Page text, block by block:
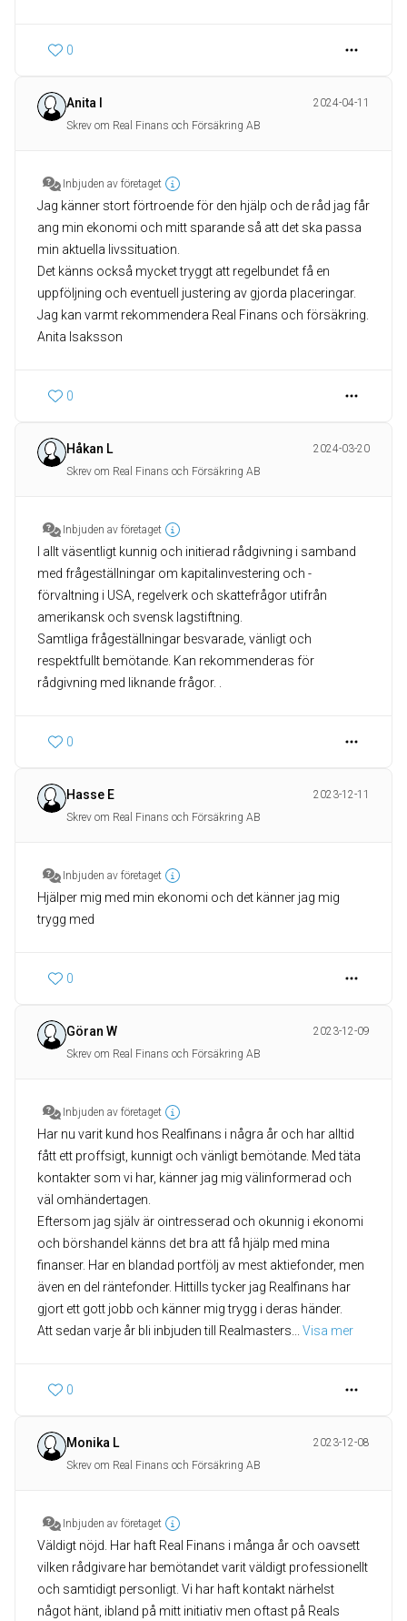
0
Anita I
2024-04-11
Skrev om Real Finans och Försäkring AB
Inbjuden av företaget
Jag känner stort förtroende för den hjälp och de råd jag får
ang min ekonomi och mitt sparande så att det ska passa
min aktuella livssituation.
Det känns också mycket tryggt att regelbundet få en
uppföljning och eventuell justering av gjorda placeringar.
Jag kan varmt rekommendera Real Finans och försäkring.
Anita Isaksson
0
Håkan L
2024-03-20
Skrev om Real Finans och Försäkring AB
Inbjuden av företaget
I allt väsentligt kunnig och initierad rådgivning i samband
med frågeställningar om kapitalinvestering och -
förvaltning i USA, regelverk och skattefrågor utifrån
amerikansk och svensk lagstiftning.
Samtliga frågeställningar besvarade, vänligt och
respektfullt bemötande. Kan rekommenderas för
rådgivning med liknande frågor. .
0
Hasse E
2023-12-11
Skrev om Real Finans och Försäkring AB
Inbjuden av företaget
Hjälper mig med min ekonomi och det känner jag mig
trygg med
0
Göran W
2023-12-09
Skrev om Real Finans och Försäkring AB
Inbjuden av företaget
Har nu varit kund hos Realfinans i några år och har alltid
fått ett proffsigt, kunnigt och vänligt bemötande. Med täta
kontakter som vi har, känner jag mig välinformerad och
väl omhändertagen.
Eftersom jag själv är ointresserad och okunnig i ekonomi
och börshandel känns det bra att få hjälp med mina
finanser. Har en blandad portfölj av mest aktiefonder, men
även en del räntefonder. Hittills tycker jag Realfinans har
gjort ett gott jobb och känner mig trygg i deras händer.
Att sedan varje år bli inbjuden till Realmasters
Visa mer
0
Monika L
2023-12-08
Skrev om Real Finans och Försäkring AB
Inbjuden av företaget
Väldigt nöjd. Har haft Real Finans i många år och oavsett
vilken rådgivare har bemötandet varit väldigt professionellt
och samtidigt personligt. Vi har haft kontakt närhelst
något hänt, ibland på mitt initiativ men oftast på Reals